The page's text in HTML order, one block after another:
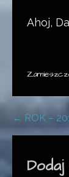
Ahoj,
wpisu
← ROK –